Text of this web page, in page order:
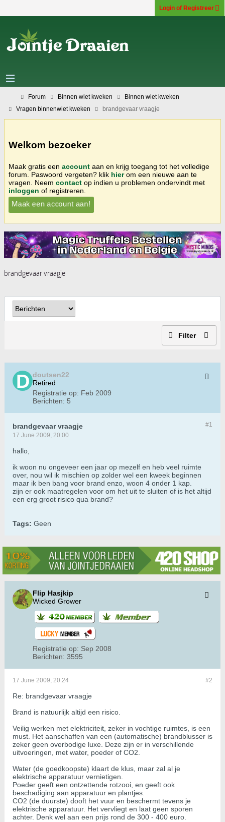
Login of Registreer
Forum Binnen wiet kweken
Binnen wiet kweken
Vragen binnenwiet kweken
brandgevaar vraagje
Welkom bezoeker
Maak gratis een account aan en krijg toegang tot het volledige
forum. Paswoord vergeten? klik hierom een nieuwe aan te
vragen. Neem contact op indien u problemen ondervindt met
inloggen of registreren.
Maak een account aan!
brandgevaar vraagje
Filter
doutsen22
Retired
Registratie op: Feb 2009
Berichten: 5
#1
brandgevaar vraagje
17 June 2009, 20:00
hallo,
ik woon nu ongeveer een jaar op mezelf en heb veel ruimte
over, nou wil ik mischien op zolder wel een kweek beginnen
maar ik ben bang voor brand enzo, woon 4 onder 1 kap.
zijn er ook maatregelen voor om het uit te sluiten of is het altijd
een erg groot risico qua brand?
Tags: Geen
Flip Hasjkip
Wicked Grower
Registratie op: Sep 2008
Berichten: 3595
#2
17 June 2009, 20:24
Re: brandgevaar vraagje
Brand is natuurlijk altijd een risico.
Veilig werken met elektriciteit, zeker in vochtige ruimtes, is een
must. Het aanschaffen van een (automatische) brandblusser is
zeker geen overbodige luxe. Deze zijn er in verschillende
uitvoeringen, met water, poeder of CO2.
Water (de goedkoopste) klaart de klus, maar zal al je
elektrische apparatuur vernietigen.
Poeder geeft een ontzettende rotzooi, en geeft ook
beschadiging aan apparatuur en plantjes.
CO2 (de duurste) dooft het vuur en beschermt tevens je
elektrische apparatuur. Het vervliegt en laat geen sporen
achter. Denk wel aan een prijs rond de 300 - 400 euro.